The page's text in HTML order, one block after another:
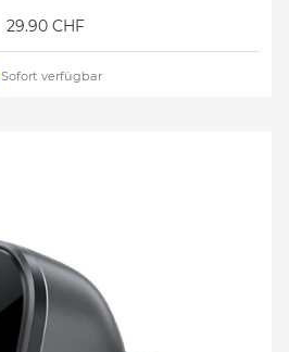
29.90 CHF
Sofort verfügbar